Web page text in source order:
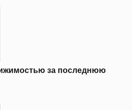
за последнюю